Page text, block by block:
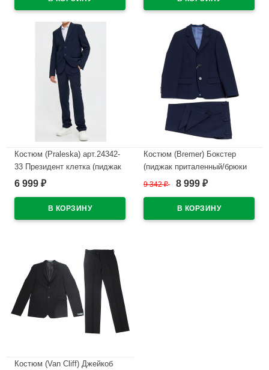
Костюм (Praleska) арт.24342-
33 Президент клетка (пиджак
классический/брюки
30/122-46/176 цвет синий
6 999 ₽
Костюм (Bremer) Бокстер
(пиджак приталенный/брюки
зауженные) размер 28/122-
9 342₽ 8 999 ₽
Костюм (Van Cliff) Джейкоб